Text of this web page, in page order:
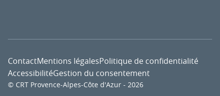
© CRT Provence-Alpes-Côte d'Azur - 2026
ContactMentions légalesPolitique de confidentialité
AccessibilitéGestion du consentement